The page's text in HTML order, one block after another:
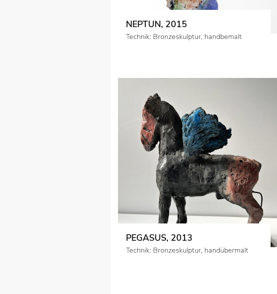
NEPTUN, 2015
Technik: Bronzeskulptur, handbemalt
PEGASUS, 2013
Technik: Bronzeskulptur, handübermalt